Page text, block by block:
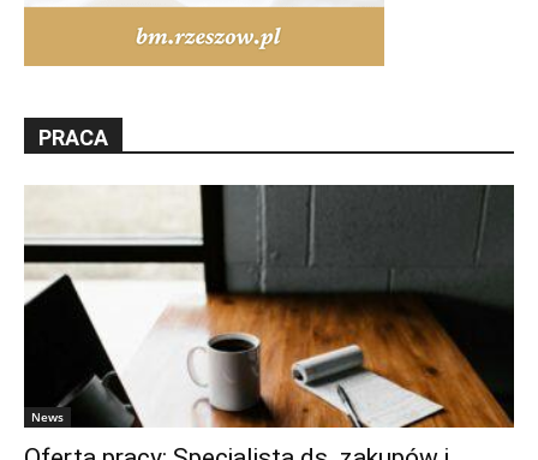
PRACA
News